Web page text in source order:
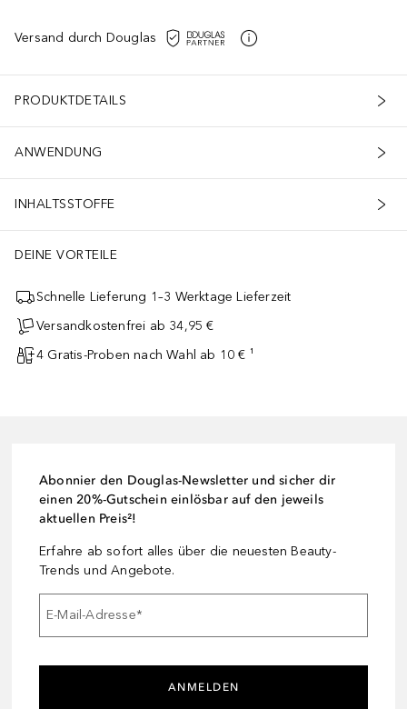
Versand durch Douglas
PRODUKTDETAILS
ANWENDUNG
INHALTSSTOFFE
DEINE VORTEILE
Schnelle Lieferung 1–3 Werktage Lieferzeit
Versandkostenfrei ab 34,95 €
4 Gratis-Proben nach Wahl ab 10 € ¹
Abonnier den Douglas-Newsletter und sicher dir
einen 20%-Gutschein einlösbar auf den jeweils
aktuellen Preis²!
Erfahre ab sofort alles über die neuesten Beauty-
Trends und Angebote.
E-Mail-Adresse*
ANMELDEN